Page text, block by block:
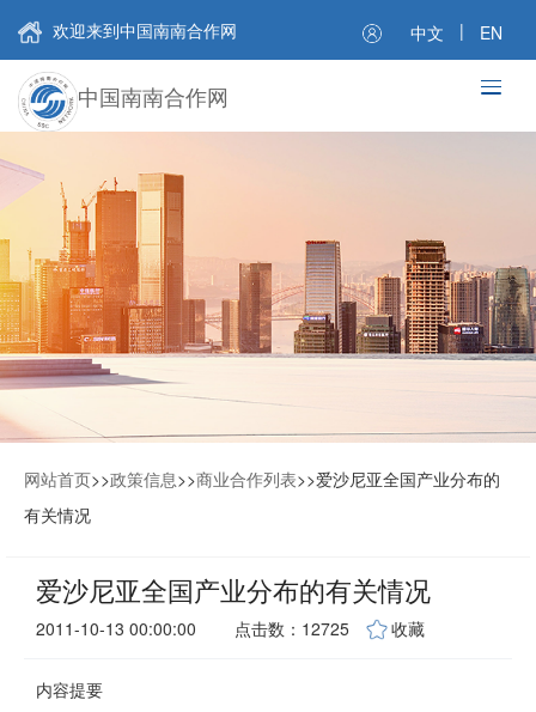
欢迎来到中国南南合作网 中文 | EN
中国南南合作网
网站首页>>政策信息>>商业合作列表>>爱沙尼亚全国产业分布的
有关情况
爱沙尼亚全国产业分布的有关情况
2011-10-13 00:00:00 点击数：12725 收藏
内容提要